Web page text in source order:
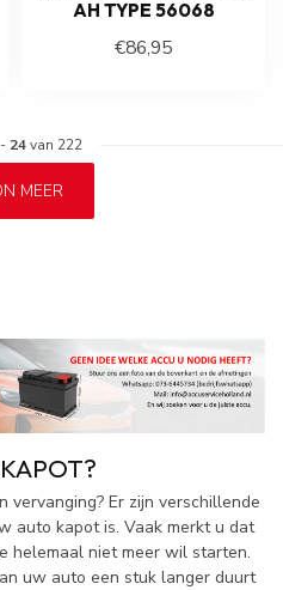
AH TYPE 56068
€86,95
- 24van 222
MEER
Er zijn verschillende
auto kapot is. Vaak merkt u dat
helemaal niet meer wil starten.
uw auto een stuk langer duurt